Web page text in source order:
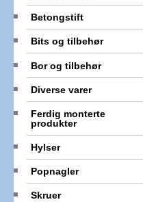
Betongstift
Bits og tilbehør
Bor og tilbehør
Diverse varer
Ferdig monterte
produkter
Hylser
Popnagler
Skruer